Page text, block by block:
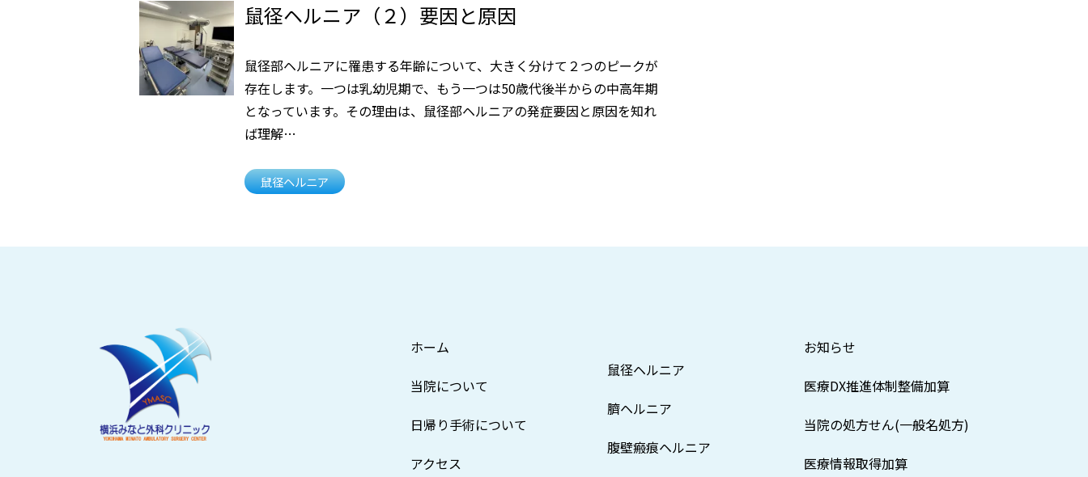
鼠径ヘルニア（２）要因と原因
鼠径部ヘルニアに罹患する年齢について、大きく分けて２つのピークが
存在します。一つは乳幼児期で、もう一つは50歳代後半からの中高年期
となっています。その理由は、鼠径部ヘルニアの発症要因と原因を知れ
ば理解…
鼠径ヘルニア
ホーム
当院について
日帰り手術について
アクセス
鼠径ヘルニア
臍ヘルニア
腹壁瘢痕ヘルニア
お知らせ
医療DX推進体制整備加算
当院の処方せん(一般名処方)
医療情報取得加算